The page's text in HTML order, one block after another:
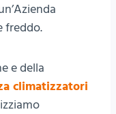
freddo.
e della
climatizzatori